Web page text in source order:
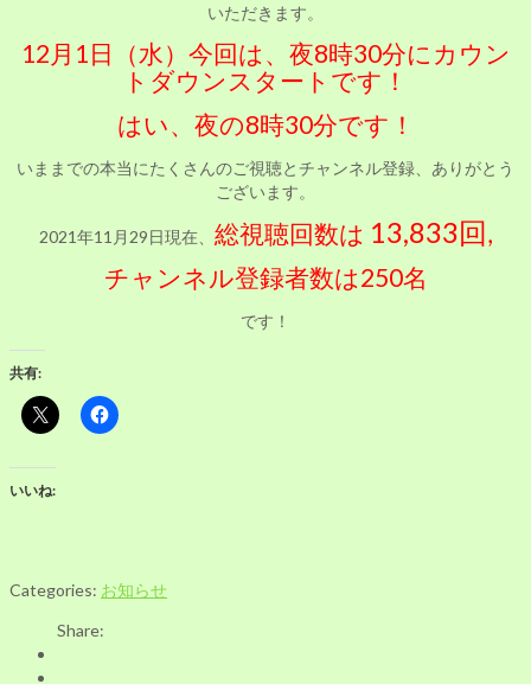
いただきます。
12月1日（水）今回は、夜8時30分にカウン
トダウンスタートです！
はい、夜の8時30分です！
いままでの本当にたくさんのご視聴とチャンネル登録、ありがとう
ございます。
2021年11月29日現在、 総視聴回数は 13,833回,
チャンネル登録者数は250名
です！
共有:
いいね:
Categories: お知らせ
Share: